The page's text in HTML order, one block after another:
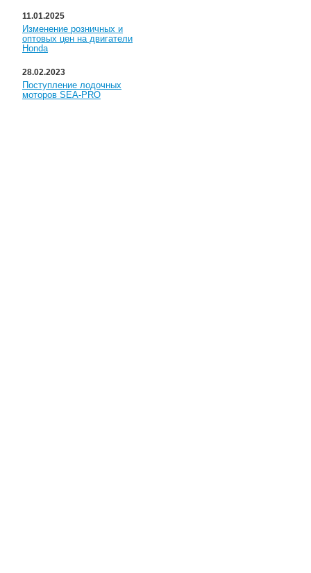
11.01.2025
Изменение розничных и
оптовых цен на двигатели
Honda
28.02.2023
Поступление лодочных
моторов SEA-PRO